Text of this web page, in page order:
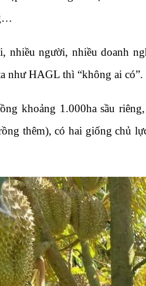
nhiều người, nhiều doanh
như HAGL thì “không ai
khoảng 1.000ha sầu
thêm), có hai giống chủ